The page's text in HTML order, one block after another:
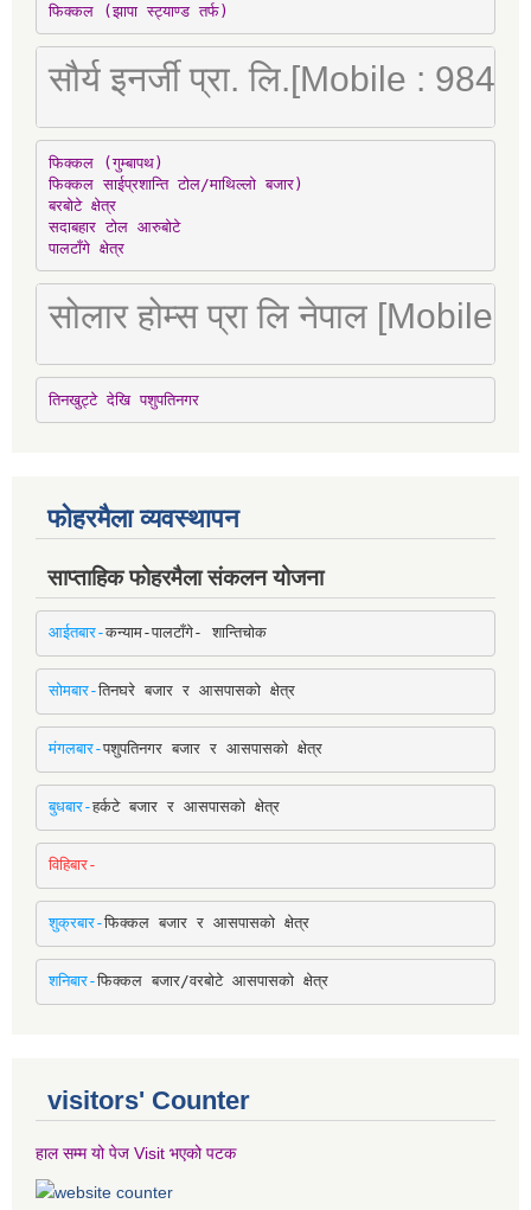
फिक्कल (झापा स्ट्याण्ड तर्फ)
सौर्य इनर्जी प्रा. लि.[Mobile :
फिक्कल (गुम्बापथ)
फिक्कल साईप्रशान्ति टोल/माथिल्लो बजार)
बरबोटे क्षेत्र
सदाबहार टोल आरुबोटे
पालटाँगे क्षेत्र
सोलार होम्स प्रा लि नेपाल [Mobile
तिनखुट्टे देखि पशुपतिनगर
फोहरमैला व्यवस्थापन
साप्ताहिक फोहरमैला संकलन योजना
आईतबार-कन्याम-पालटाँगे- शान्तिचोक
सोमबार-तिनघरे बजार र आसपासको क्षेत्र
मंगलबार-पशुपतिनगर बजार र आसपासको क्षेत्र
बुधबार-हर्कटे बजार र आसपासको क्षेत्र
विहिबार-
शुक्रबार-फिक्कल बजार र आसपासको क्षेत्र
शनिबार-फिक्कल बजार/वरबोटे आसपासको क्षेत्र
visitors' Counter
हाल सम्म यो पेज Visit भएको पटक